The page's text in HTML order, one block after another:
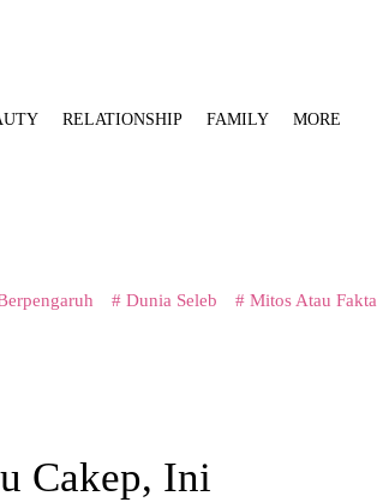
RELATIONSHIP FAMILY MORE
# Dunia Seleb # Mitos Atau Fakta
Cakep, Ini